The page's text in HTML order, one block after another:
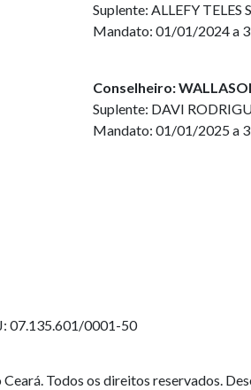
Suplente: ALLEFY TELES
Mandato: 01/01/2024 a
Conselheiro:
Suplente: DAVI
Mandato: 01/01/2025 a
07.135.601/0001-50
Todos os direitos reservados.